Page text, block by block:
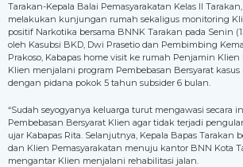
Tarakan-Kepala Balai Pemasyarakatan Kelas II
melakukan kunjungan rumah sekaligus monitoring
positif Narkotika bersama BNNK Tarakan pada Senin
oleh Kasubsi BKD, Dwi Prasetio dan Pembimbing
Prakoso, Kabapas home visit ke rumah Penjamin
Klien menjalani program Pembebasan Bersyarat kasus
dengan pidana pokok 5 tahun subsider 6 bulan.
“Sudah seyogyanya keluarga turut mengawasi secara
Pembebasan Bersyarat Klien agar tidak terjadi
ujar Kabapas Rita. Selanjutnya, Kepala Bapas Tarakan
dan Klien Pemasyarakatan menuju kantor BNN Kota
mengantar Klien menjalani rehabilitasi jalan.